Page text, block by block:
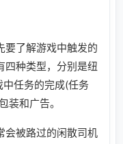
要了解游戏中触发的
四种类型，分别是纽
中任务的完成(任务
装和广告。
会被路过的闲散司机